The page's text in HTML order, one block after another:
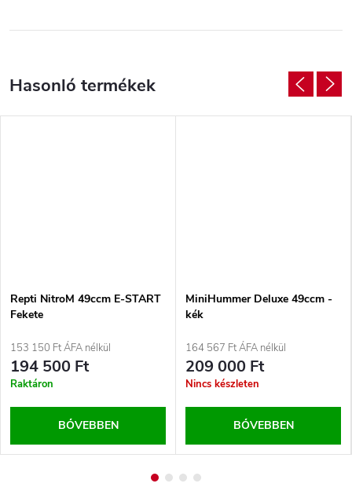
Repti NitroM 49ccm E-START
Fekete
153 150 Ft ÁFA nélkül
194 500 Ft
Raktáron
BŐVEBBEN
MiniHummer Deluxe 49ccm -
kék
164 567 Ft ÁFA nélkül
209 000 Ft
Nincs készleten
BŐVEBBEN